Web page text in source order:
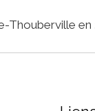
Thouberville